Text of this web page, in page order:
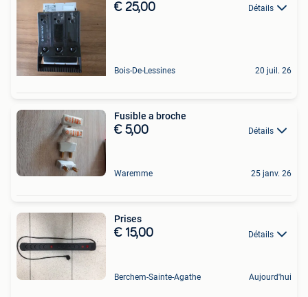
€ 25,00 Détails
Bois-De-Lessines 20 juil. 26
Fusible a broche
€ 5,00 Détails
Waremme 25 janv. 26
Prises
€ 15,00 Détails
Berchem-Sainte-Agathe Aujourd'hui